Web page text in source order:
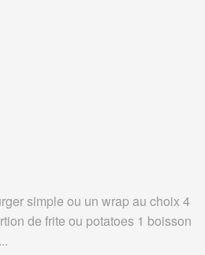
simple ou un wrap au choix 4
de frite ou potatoes 1 boisson